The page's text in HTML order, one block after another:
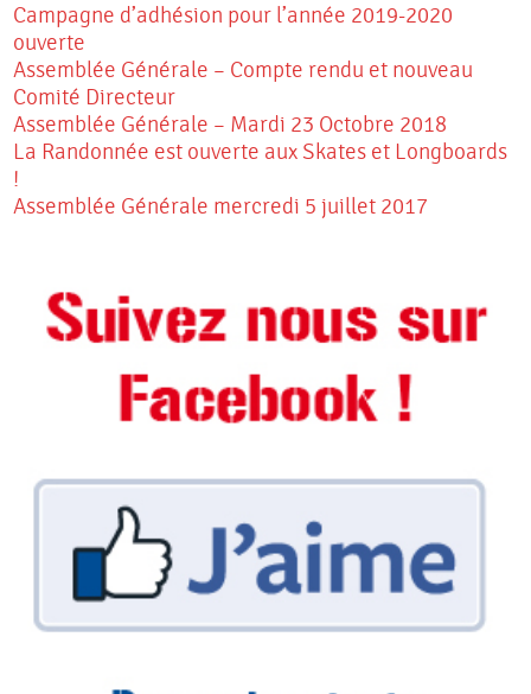
Campagne d’adhésion pour l’année 2019-2020
ouverte
Assemblée Générale – Compte rendu et nouveau
Comité Directeur
Assemblée Générale – Mardi 23 Octobre 2018
La Randonnée est ouverte aux Skates et Longboards
!
Assemblée Générale mercredi 5 juillet 2017